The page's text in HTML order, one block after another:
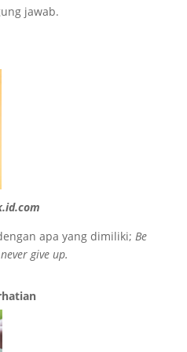
jawab.
apa yang dimiliki; Be
give up.